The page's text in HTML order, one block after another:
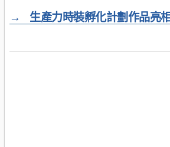
→
生產力時裝孵化計劃作品亮